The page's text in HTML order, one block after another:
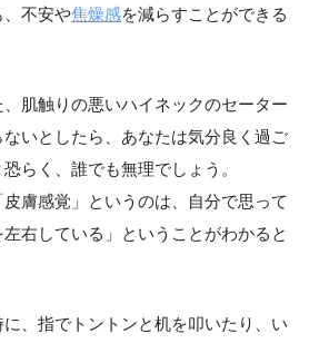
、不安や焦燥感を減らすことができる
肌触りの悪いハイネックのセーター
いとしたら、あなたは気分良く過ご
らく、誰でも無理でしょう。
膚感覚」というのは、自分で思って
右している」ということがわかると
、指でトントンと机を叩いたり、い